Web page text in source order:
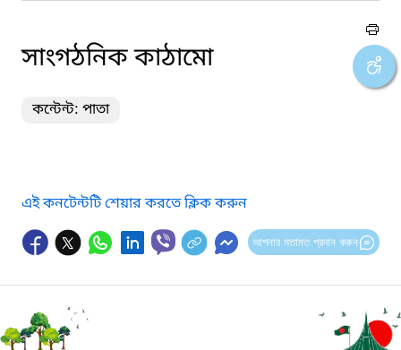
সাংগঠনিক কাঠামো
কন্টেন্ট: পাতা
এই কনটেন্টটি শেয়ার করতে ক্লিক করুন
আপনার মতামত প্রদান করুন